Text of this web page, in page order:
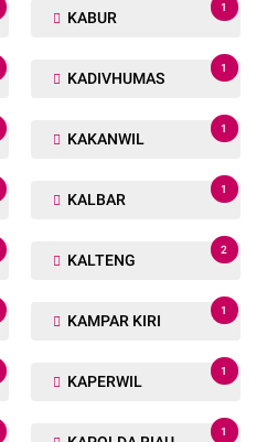
KABUR
1
KADIVHUMAS
1
KAKANWIL
1
KALBAR
1
KALTENG
2
KAMPAR KIRI
1
KAPERWIL
1
1